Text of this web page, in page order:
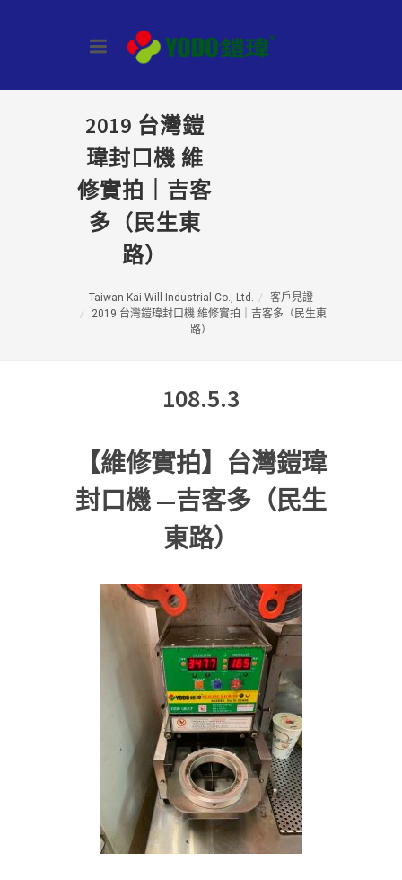
2019 台灣鎧
瑋封口機 維
修實拍｜吉客
多（民生東
路）
Taiwan Kai Will Industrial Co., Ltd.
客戶見證
2019 台灣鎧瑋封口機 維修實拍｜吉客多（民生東
路）
108.5.3
【維修實拍】台灣鎧瑋
封口機 —吉客多（民生
東路）